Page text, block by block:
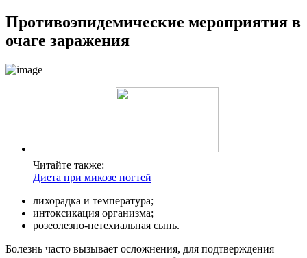
Противоэпидемические мероприятия в
очаге заражения
Читайте также:
Диета при микозе ногтей
лихорадка и температура;
интоксикация организма;
розеолезно-петехиальная сыпь.
Болезнь часто вызывает осложнения, для подтверждения